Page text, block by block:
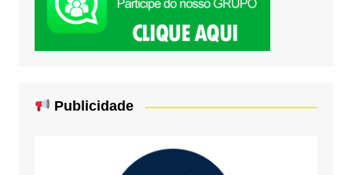
Publicidade